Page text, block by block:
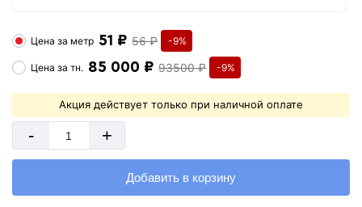
Цена за метр 51 ₽ 56 ₽ -9%
Цена затн. 85 000 ₽ 93500 ₽ -9%
Акция действует только при наличной оплате
- +
Добавить в корзину